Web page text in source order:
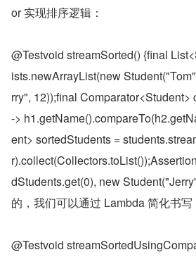
or 实现排序逻辑：
@Testvoid streamSorted() {final
ists.newArrayList(new
rry", 12));final Comparator<Student>
->
ent> sortedStudents =
dStudents.get(0), new
的，我们可以通过 Lambda 简化书写
@Testvoid